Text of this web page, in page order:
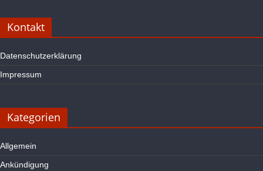
Kontakt
Datenschutzerklärung
Impressum
Kategorien
Allgemein
Ankündigung